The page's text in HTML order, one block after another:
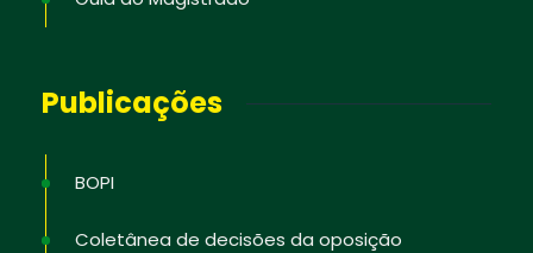
Publicações
BOPI
Coletânea de decisões da oposição